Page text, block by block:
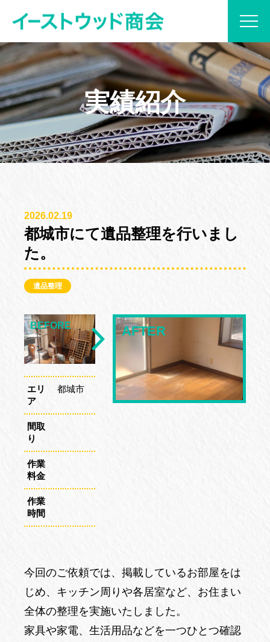
実績紹介
2026.02.19
都城市にて遺品整理を行いまし
た。
遺品整理
エリ
ア
都城市
間取
り
作業
料金
作業
時間
今回のご依頼では、掲載しているお部屋をは
じめ、キッチン周りや各居室など、お住まい
全体の整理を実施いたしました。
家具や家電、生活用品などを一つひとつ確認
当社について
サービス内容
プラン紹介